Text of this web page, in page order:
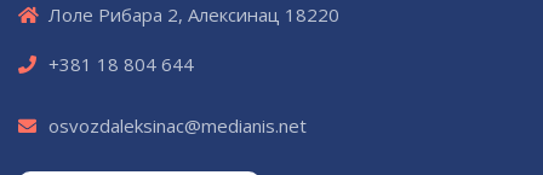
Лоле Рибара 2, Алексинац 18220
+381 18 804 644
osvozdaleksinac@medianis.net